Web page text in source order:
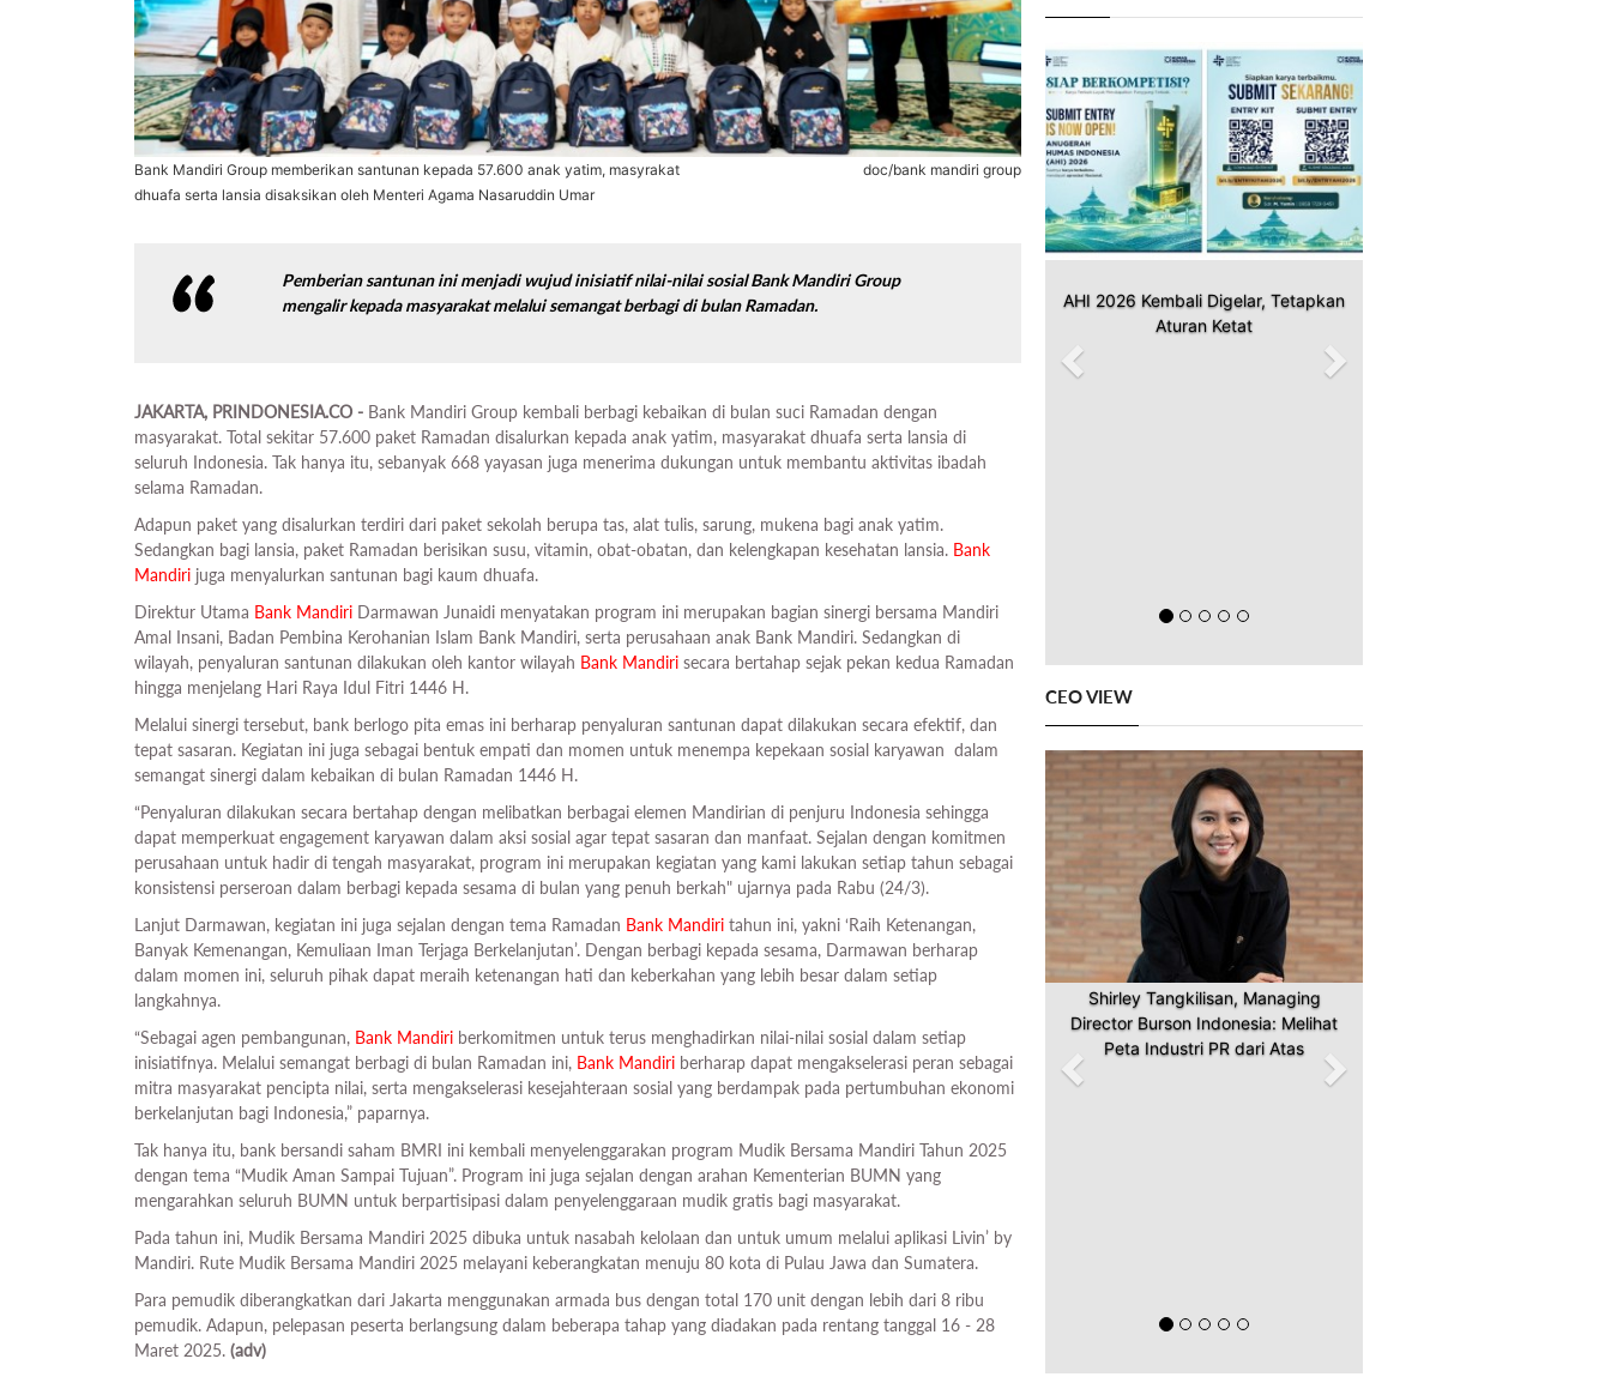
Bank Mandiri Group memberikan santunan kepada 57.600 anak yatim, masyrakat
dhuafa serta lansia disaksikan oleh Menteri Agama Nasaruddin Umar
doc/bank mandiri group
Pemberian santunan ini menjadi wujud inisiatif nilai-nilai sosial Bank Mandiri Group
mengalir kepada masyarakat melalui semangat berbagi di bulan Ramadan.
JAKARTA, PRINDONESIA.CO - Bank Mandiri Group kembali berbagi kebaikan di bulan suci Ramadan dengan
masyarakat. Total sekitar 57.600 paket Ramadan disalurkan kepada anak yatim, masyarakat dhuafa serta lansia di
seluruh Indonesia. Tak hanya itu, sebanyak 668 yayasan juga menerima dukungan untuk membantu aktivitas ibadah
selama Ramadan.
Adapun paket yang disalurkan terdiri dari paket sekolah berupa tas, alat tulis, sarung, mukena bagi anak yatim.
Sedangkan bagi lansia, paket Ramadan berisikan susu, vitamin, obat-obatan, dan kelengkapan kesehatan lansia. Bank
Mandiri juga menyalurkan santunan bagi kaum dhuafa.
Direktur Utama Bank Mandiri Darmawan Junaidi menyatakan program ini merupakan bagian sinergi bersama Mandiri
Amal Insani, Badan Pembina Kerohanian Islam Bank Mandiri, serta perusahaan anak Bank Mandiri. Sedangkan di
wilayah, penyaluran santunan dilakukan oleh kantor wilayah Bank Mandiri secara bertahap sejak pekan kedua Ramadan
hingga menjelang Hari Raya Idul Fitri 1446 H.
Melalui sinergi tersebut, bank berlogo pita emas ini berharap penyaluran santunan dapat dilakukan secara efektif, dan
tepat sasaran. Kegiatan ini juga sebagai bentuk empati dan momen untuk menempa kepekaan sosial karyawan dalam
semangat sinergi dalam kebaikan di bulan Ramadan 1446 H.
“Penyaluran dilakukan secara bertahap dengan melibatkan berbagai elemen Mandirian di penjuru Indonesia sehingga
dapat memperkuat engagement karyawan dalam aksi sosial agar tepat sasaran dan manfaat. Sejalan dengan komitmen
perusahaan untuk hadir di tengah masyarakat, program ini merupakan kegiatan yang kami lakukan setiap tahun sebagai
konsistensi perseroan dalam berbagi kepada sesama di bulan yang penuh berkah" ujarnya pada Rabu (24/3).
Lanjut Darmawan, kegiatan ini juga sejalan dengan tema Ramadan Bank Mandiri tahun ini, yakni ‘Raih Ketenangan,
Banyak Kemenangan, Kemuliaan Iman Terjaga Berkelanjutan’. Dengan berbagi kepada sesama, Darmawan berharap
dalam momen ini, seluruh pihak dapat meraih ketenangan hati dan keberkahan yang lebih besar dalam setiap
langkahnya.
“Sebagai agen pembangunan, Bank Mandiri berkomitmen untuk terus menghadirkan nilai-nilai sosial dalam setiap
inisiatifnya. Melalui semangat berbagi di bulan Ramadan ini, Bank Mandiri berharap dapat mengakselerasi peran sebagai
mitra masyarakat pencipta nilai, serta mengakselerasi kesejahteraan sosial yang berdampak pada pertumbuhan ekonomi
berkelanjutan bagi Indonesia,” paparnya.
Tak hanya itu, bank bersandi saham BMRI ini kembali menyelenggarakan program Mudik Bersama Mandiri Tahun 2025
dengan tema “Mudik Aman Sampai Tujuan”. Program ini juga sejalan dengan arahan Kementerian BUMN yang
mengarahkan seluruh BUMN untuk berpartisipasi dalam penyelenggaraan mudik gratis bagi masyarakat.
Pada tahun ini, Mudik Bersama Mandiri 2025 dibuka untuk nasabah kelolaan dan untuk umum melalui aplikasi Livin’ by
Mandiri. Rute Mudik Bersama Mandiri 2025 melayani keberangkatan menuju 80 kota di Pulau Jawa dan Sumatera.
Para pemudik diberangkatkan dari Jakarta menggunakan armada bus dengan total 170 unit dengan lebih dari 8 ribu
pemudik. Adapun, pelepasan peserta berlangsung dalam beberapa tahap yang diadakan pada rentang tanggal 16 - 28
Maret 2025. (adv)
AHI 2026 Kembali Digelar, Tetapkan
Aturan Ketat
Previous Next
CEO VIEW
Shirley Tangkilisan, Managing
Director Burson Indonesia: Melihat
Peta Industri PR dari Atas
Previous Next